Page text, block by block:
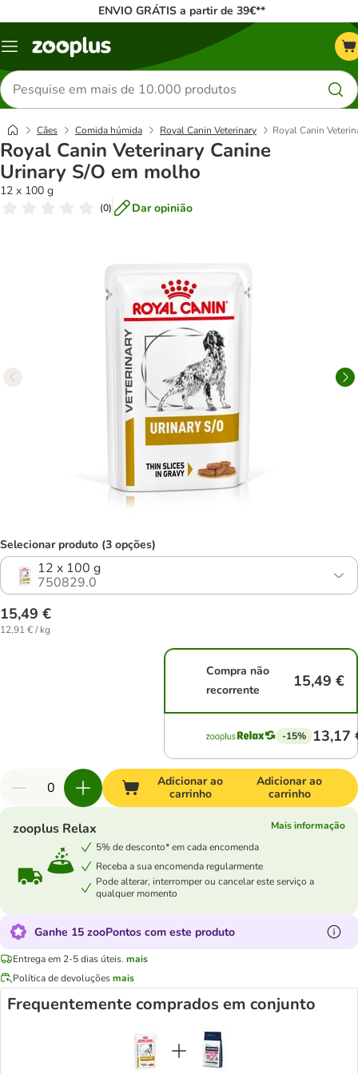
ENVIO GRÁTIS a partir de 39€**
Menu
Pesquisar
produtos
Cães Comida húmida Royal Canin Veterinary Royal Canin
Royal Canin Veterinary Canine
Urinary S/O em molho
12 x 100 g
(0) Dar opinião
Selecionar produto (3 opções)
12 x 100 g
750829.0
15,49 €
12,91 € / kg
Compra não
recorrente
15,49 €
-15% 13,17
Adicionar ao
carrinho
Adicionar ao
carrinho
zooplus Relax
Mais informação
5% de desconto* em cada encomenda
Receba a sua encomenda regularmente
Pode alterar, interromper ou cancelar este serviço a
qualquer momento
Ganhe 15 zooPontos com este produto
Entrega em 2-5 dias úteis. mais
Política de devoluçõesmais
Frequentemente comprados em conjunto